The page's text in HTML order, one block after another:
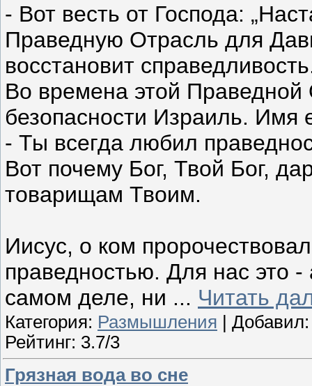
- Вот весть от Господа:
Праведную Отрасль для
восстановит
Во времена этой Праведной
безопасности Израиль. Имя
- Ты всегда любил
Вот почему Бог, Твой Бог,
товарищам Твоим.
Иисус, о ком
праведностью. Для нас это -
самом деле, ни ... Читать
Категория: Размышления |
Рейтинг: 3.7/3
Грязная вода во сне